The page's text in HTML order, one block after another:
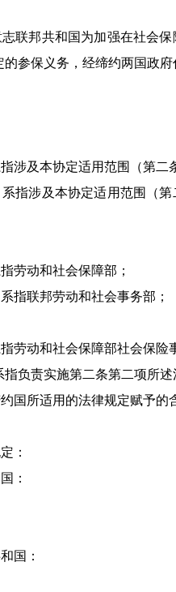
联邦共和国为加强在社会
的参保义务，经缔约两国政
涉及本协定适用范围（第
指涉及本协定适用范围（
劳动和社会保障部；
指联邦劳动和社会事务部；
劳动和社会保障部社会保
负责实施第二条第二项所
国所适用的法律规定赋予的
：
：
国：